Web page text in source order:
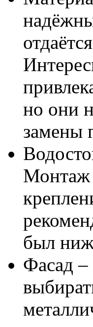
но они
замены
Монтаж
был
Фасад